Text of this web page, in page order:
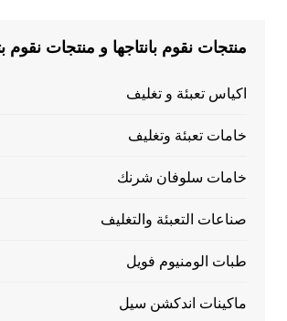
منتجات نقوم بانتاجها و منتجات نقوم
اكياس تعبئة و تغليف
خامات تعبئة وتغليف
خامات سلوفان شرنك
صناعات التعبئة والتغليف
طبات الومنيوم فويل
ماكينات اندكشن سيل